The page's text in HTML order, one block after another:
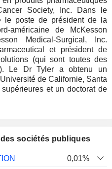
Society, Inc. Dans le
le poste de président de la
américaine de McKesson
Medical-Surgical, Inc.
et président de
(qui sont toutes des
Le Dr Tyler a obtenu un
de Californie, Santa
et un doctorat de
sociétés publiques
Date de0,01%